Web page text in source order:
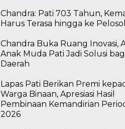
Chandra: Pati 703 Tahun,
Harus Terasa hingga ke
Chandra Buka Ruang Inovasi,
Anak Muda Pati Jadi Solusi
Daerah
Lapas Pati Berikan Premi
Warga Binaan, Apresiasi Hasil
Pembinaan Kemandirian
2026